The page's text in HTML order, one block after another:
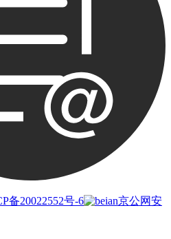
备20022552号-6
京公网安